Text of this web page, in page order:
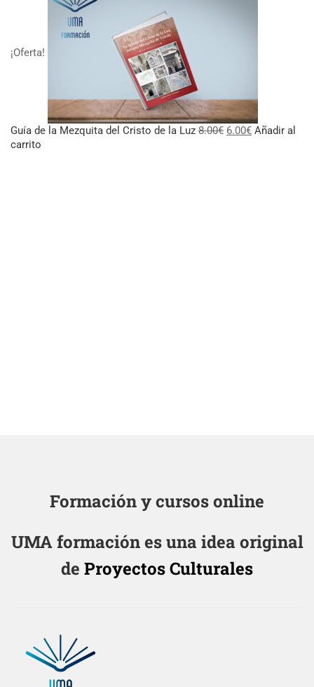
¡Oferta!
Guía de la Mezquita del Cristo de la Luz 8.00€ El
6.00€ElAñadir al
carrito
Formación y cursos online
UMA formación es una idea original
de Proyectos Culturales